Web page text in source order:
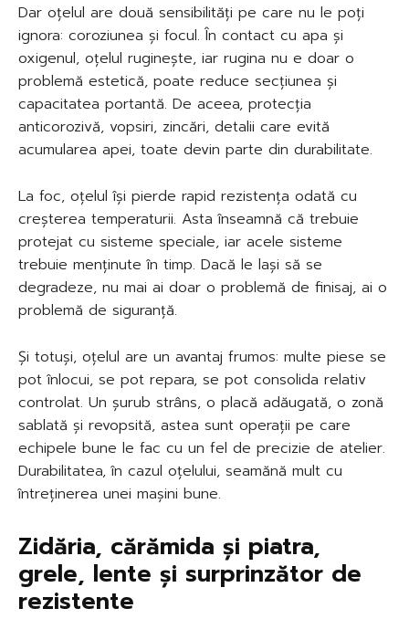
Dar oțelul are două sensibilități pe care nu le poți
ignora: coroziunea și focul. În contact cu apa și
oxigenul, oțelul ruginește, iar rugina nu e doar o
problemă estetică, poate reduce secțiunea și
capacitatea portantă. De aceea, protecția
anticorozivă, vopsiri, zincări, detalii care evită
acumularea apei, toate devin parte din durabilitate.
La foc, oțelul își pierde rapid rezistența odată cu
creșterea temperaturii. Asta înseamnă că trebuie
protejat cu sisteme speciale, iar acele sisteme
trebuie menținute în timp. Dacă le lași să se
degradeze, nu mai ai doar o problemă de finisaj, ai o
problemă de siguranță.
Și totuși, oțelul are un avantaj frumos: multe piese se
pot înlocui, se pot repara, se pot consolida relativ
controlat. Un șurub strâns, o placă adăugată, o zonă
sablată și revopsită, astea sunt operații pe care
echipele bune le fac cu un fel de precizie de atelier.
Durabilitatea, în cazul oțelului, seamănă mult cu
întreținerea unei mașini bune.
Zidăria, cărămida și piatra,
grele, lente și surprinzător de
rezistente